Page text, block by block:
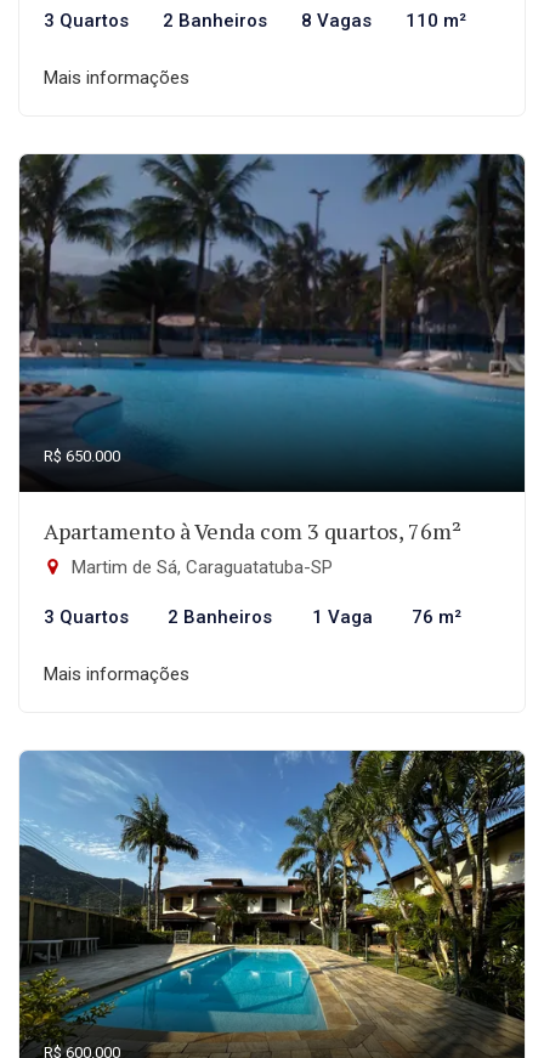
3 Quartos 2 Banheiros 8 Vagas 110 m²
Mais informações
R$ 650.000
Apartamento à Venda com 3 quartos, 76m²
Martim de Sá, Caraguatatuba-SP
3 Quartos 2 Banheiros 1 Vaga 76 m²
Mais informações
R$ 600.000